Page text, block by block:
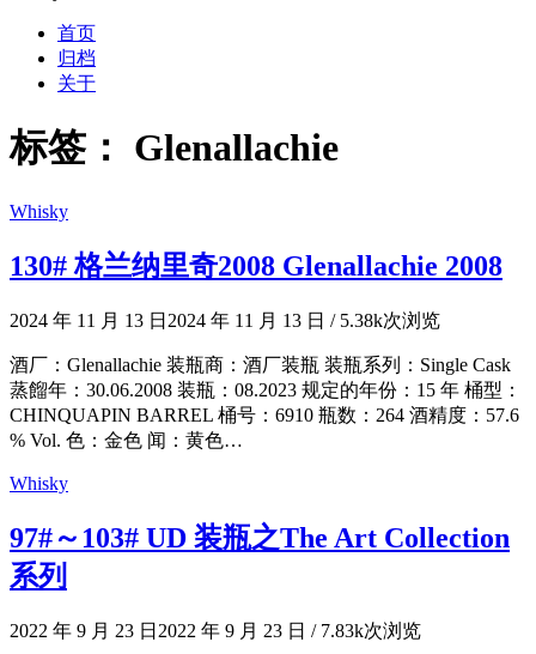
首页
归档
关于
标签： Glenallachie
Whisky
130# 格兰纳里奇2008 Glenallachie 2008
2024 年 11 月 13 日 2024 年 11 月 13 日 /5.38k次浏览
酒厂：Glenallachie 装瓶商：酒厂装瓶 装瓶系列：Single Cask
蒸餾年：30.06.2008 装瓶：08.2023 规定的年份：15 年 桶型：
CHINQUAPIN BARREL 桶号：6910 瓶数：264 酒精度：57.6
% Vol. 色：金色 闻：黄色…
Whisky
97#～103# UD 装瓶之The Art Collection
系列
2022 年 9 月 23 日 2022 年 9 月 23 日 /7.83k次浏览